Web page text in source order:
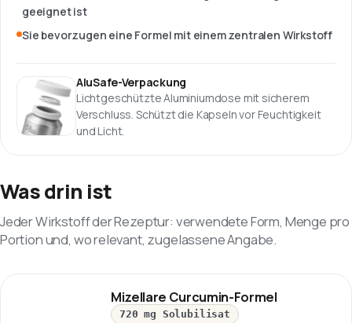
geeignet ist
Sie bevorzugen eine Formel mit einem zentralen Wirkstoff
AluSafe-Verpackung
Lichtgeschützte Aluminiumdose mit sicherem
Verschluss. Schützt die Kapseln vor Feuchtigkeit
und Licht.
Was drin ist
Jeder Wirkstoff der Rezeptur: verwendete Form, Menge pro
Portion und, wo relevant, zugelassene Angabe.
Mizellare Curcumin-Formel
720 mg Solubilisat